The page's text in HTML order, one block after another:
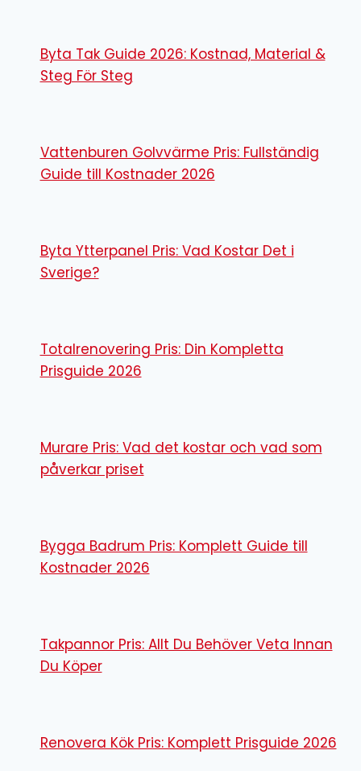
Byta Tak Guide 2026: Kostnad, Material &
Steg För Steg
Vattenburen Golvvärme Pris: Fullständig
Guide till Kostnader 2026
Byta Ytterpanel Pris: Vad Kostar Det i
Sverige?
Totalrenovering Pris: Din Kompletta
Prisguide 2026
Murare Pris: Vad det kostar och vad som
påverkar priset
Bygga Badrum Pris: Komplett Guide till
Kostnader 2026
Takpannor Pris: Allt Du Behöver Veta Innan
Du Köper
Renovera Kök Pris: Komplett Prisguide 2026